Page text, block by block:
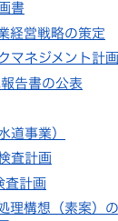
書
経営戦略の策定
マネジメント計画
告書の公表
道事業）
査計画
計画
理構想（素案）